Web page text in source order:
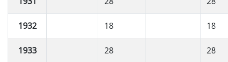
1932 18 18
1933 28 28